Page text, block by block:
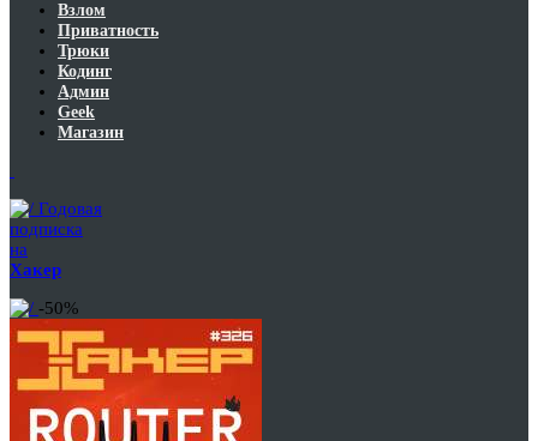
Взлом
Приватность
Трюки
Кодинг
Админ
Geek
Магазин
Годовая
подписка
на
Хакер
-50%